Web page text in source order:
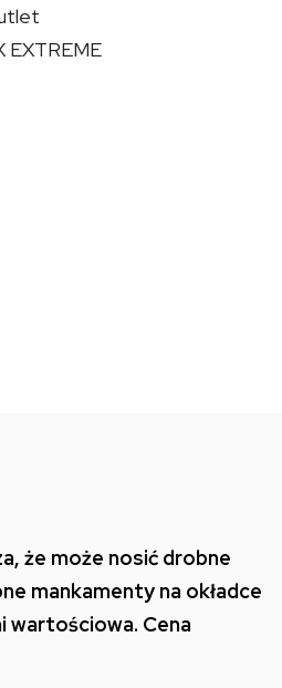
EXTREME
że może nosić drobne
mankamenty na okładce
wartościowa. Cena